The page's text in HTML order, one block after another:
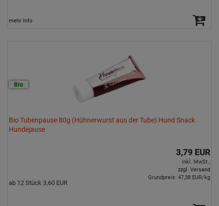
mehr Info
Bio Tubenpause 80g (Hühnerwurst aus der Tube) Hund Snack
Hundejause
3,79 EUR
inkl. MwSt.,
zzgl. Versand
ab 12 Stück 3,60 EUR
Grundpreis: 47,38 EUR/kg